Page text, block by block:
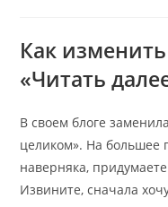
Как
«Читать
В своем блоге
целиком». На большее
наверняка,
Извините, сначала